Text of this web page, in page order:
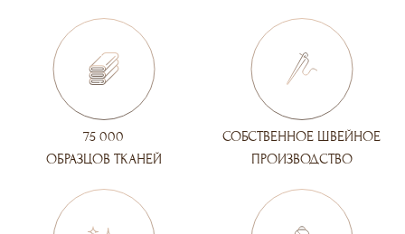
75 000
ОБРАЗЦОВ ТКАНЕЙ
СОБСТВЕННОЕ ШВЕЙНОЕ
ПРОИЗВОДСТВО